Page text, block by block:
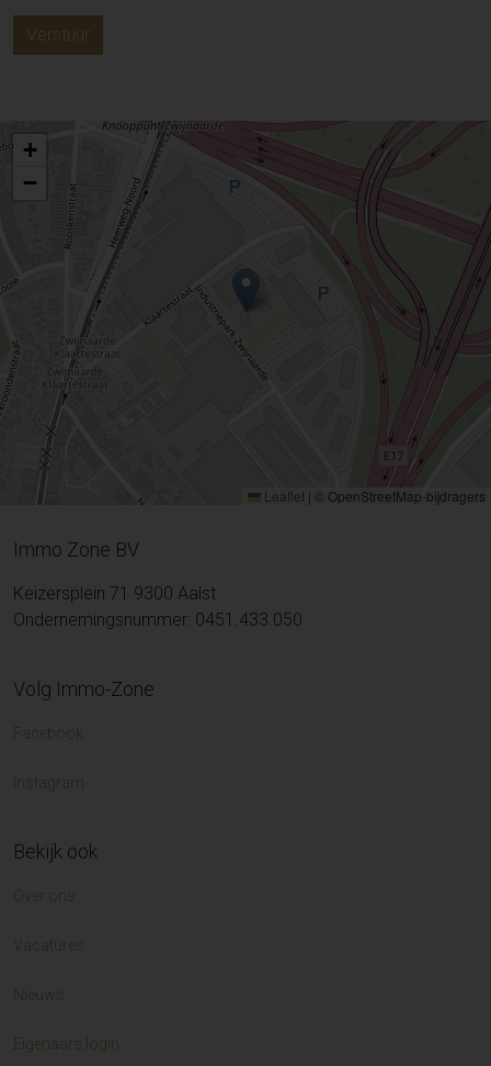
Verstuur
+
−
Leaflet | © OpenStreetMap-bijdragers
Immo Zone BV
Keizersplein 71 9300 Aalst
Ondernemingsnummer: 0451.433.050
Volg Immo-Zone
Facebook
Instagram
Bekijk ook
Over ons
Vacatures
Nieuws
Eigenaars login